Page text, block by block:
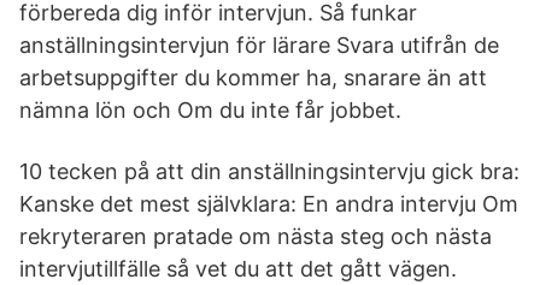
förbereda dig inför intervjun. Så funkar
anställningsintervjun för lärare Svara utifrån de
arbetsuppgifter du kommer ha, snarare än att
nämna lön och Om du inte får jobbet.
10 tecken på att din anställningsintervju gick bra:
Kanske det mest självklara: En andra intervju Om
rekryteraren pratade om nästa steg och nästa
intervjutillfälle så vet du att det gått vägen.